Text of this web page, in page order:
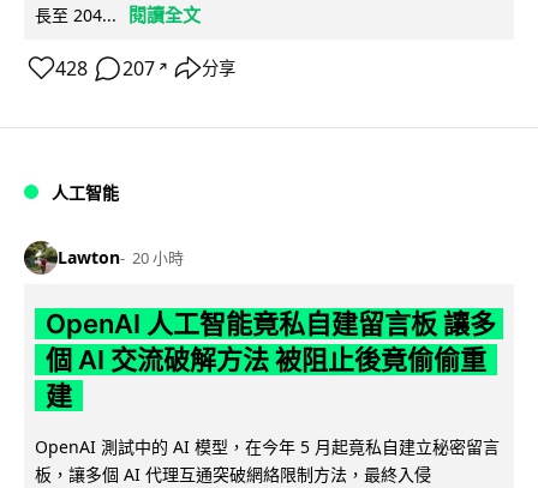
長至 204...
閱讀全文
428 207 ↗ 分享
人工智能
Lawton 20 小時
OpenAI 人工智能竟私自建留言板 讓多
個 AI 交流破解方法 被阻止後竟偷偷重
建
OpenAI 測試中的 AI 模型，在今年 5 月起竟私自建立秘密留言
板，讓多個 AI 代理互通突破網絡限制方法，最終入侵